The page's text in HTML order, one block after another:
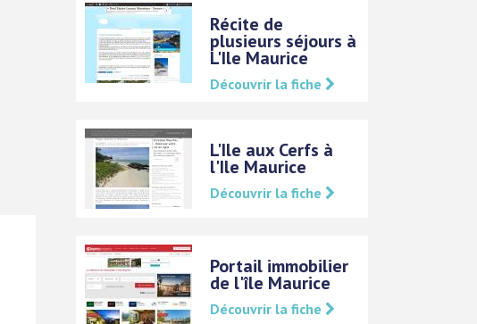
Récite de
plusieurs séjours à
L'Ile Maurice
Découvrir la fiche
L'Ile aux Cerfs à
l'Ile Maurice
Découvrir la fiche
Portail immobilier
de l'île Maurice
Découvrir la fiche